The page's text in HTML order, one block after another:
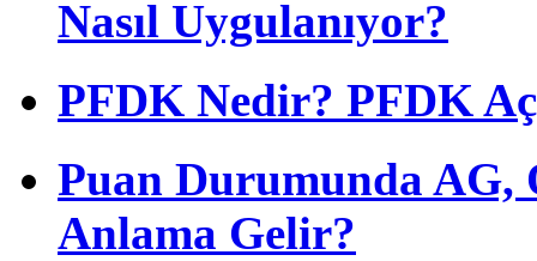
Nasıl Uygulanıyor?
PFDK Nedir? PFDK
Puan Durumunda AG,
Anlama Gelir?